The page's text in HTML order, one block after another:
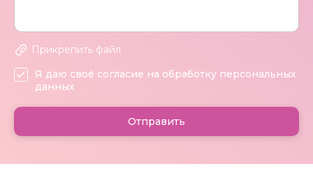
Прикрепить файл
Я даю своё согласие на обработку персональных
данных
Отправить